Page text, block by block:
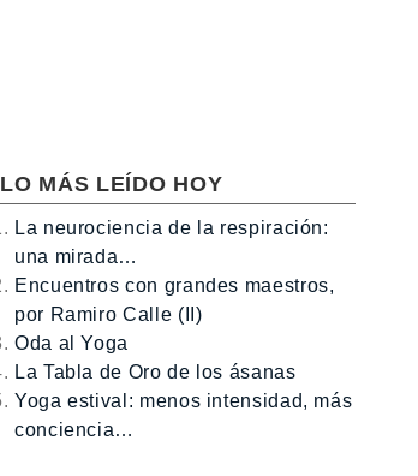
LO MÁS LEÍDO HOY
La neurociencia de la respiración:
una mirada…
Encuentros con grandes maestros,
por Ramiro Calle (II)
Oda al Yoga
La Tabla de Oro de los ásanas
Yoga estival: menos intensidad, más
conciencia…